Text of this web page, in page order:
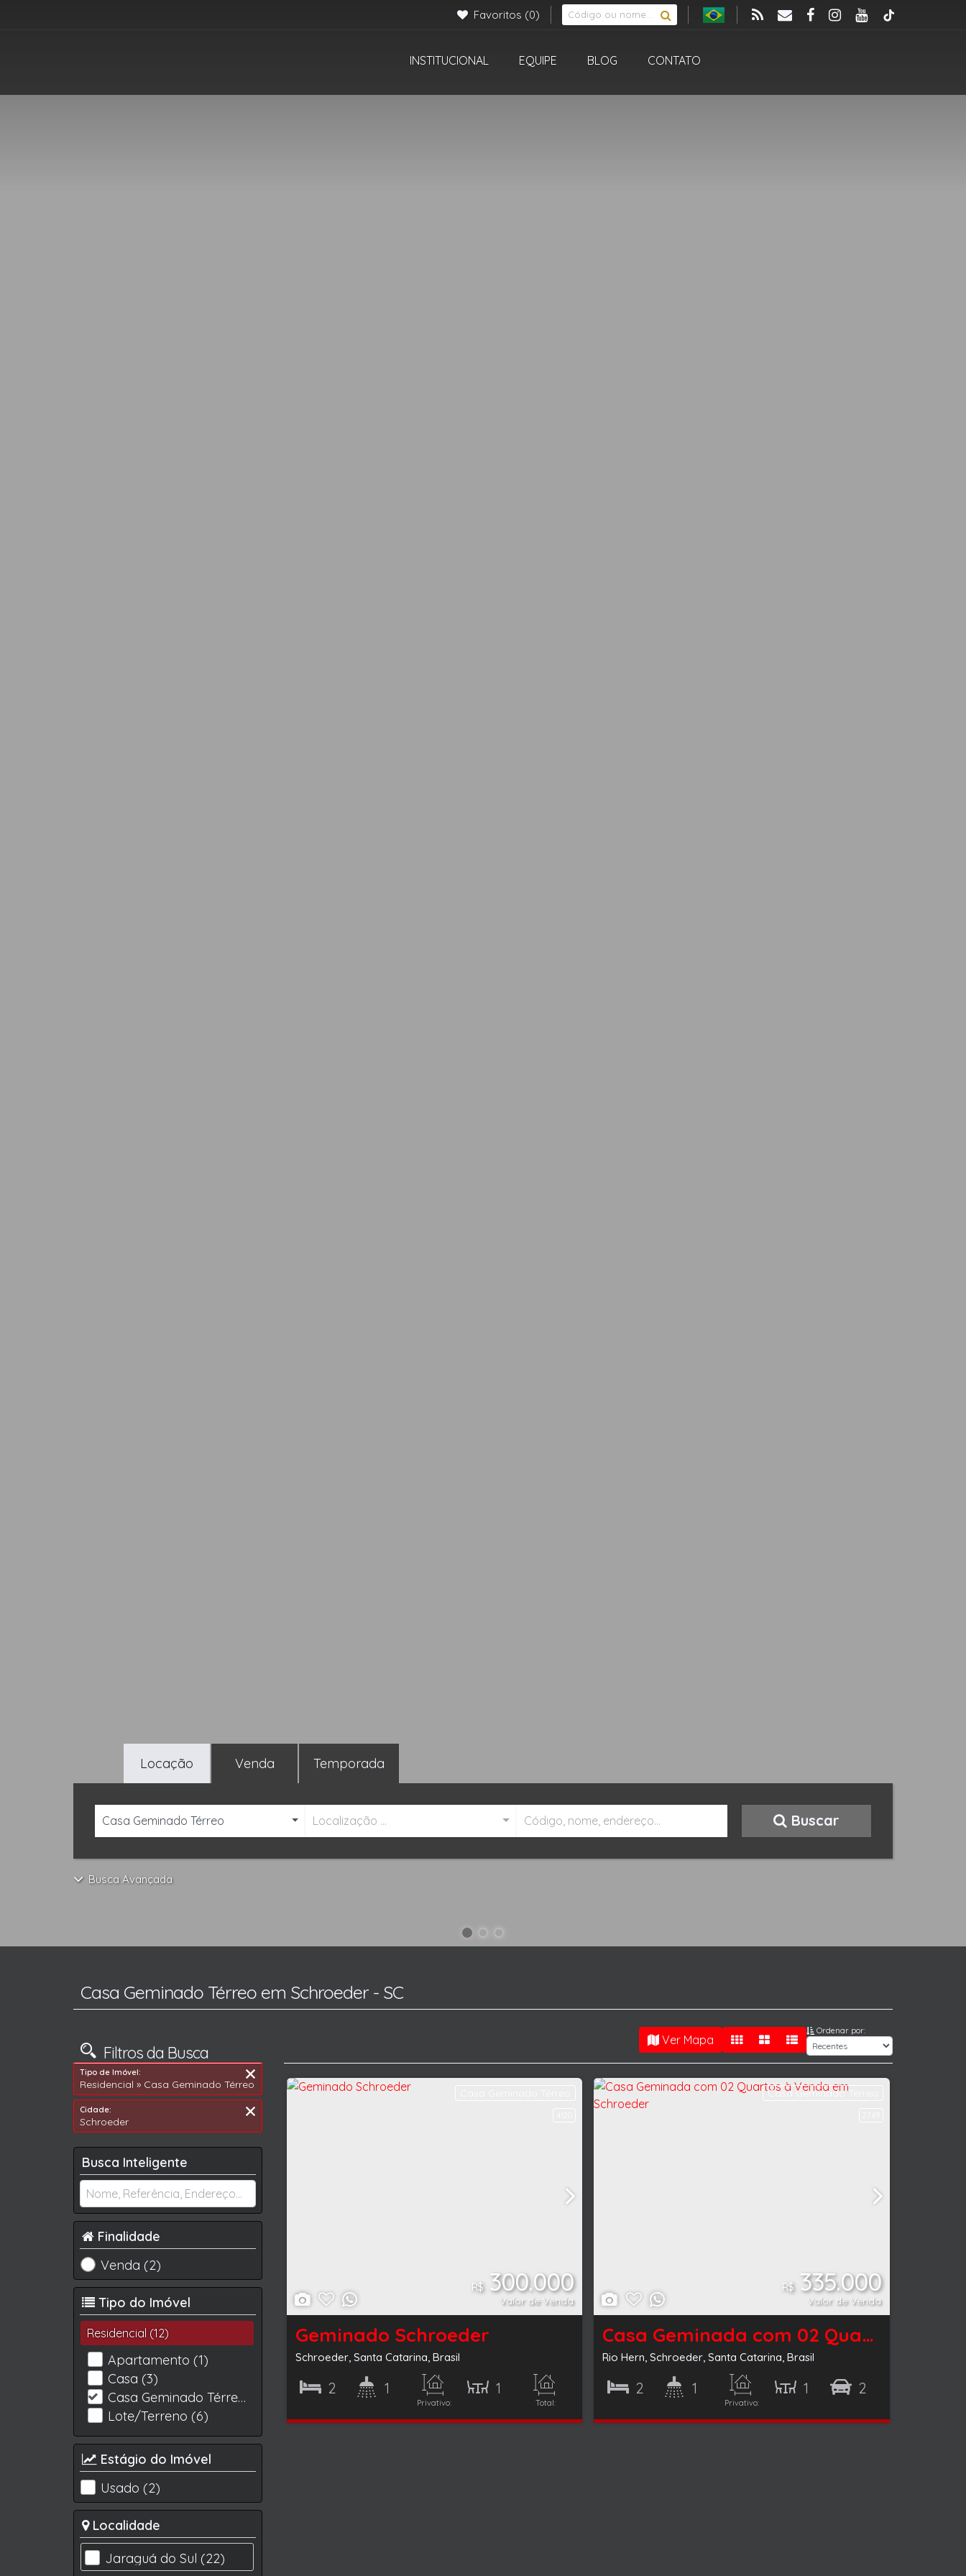
Favoritos (0)
CONTATO
BLOG
EQUIPE
INSTITUCIONAL
Locação Venda Temporada
Casa Geminado Térreo Localização ... Buscar
Busca Avançada
Casa Geminado Térreo em Schroeder - SC
Filtros da Busca
Tipo de Imóvel:
Residencial » Casa Geminado Térreo
Cidade:
Schroeder
Busca Inteligente
Finalidade
Venda (2)
Tipo do Imóvel
Residencial (12)
Apartamento (1)
Casa (3)
Casa Geminado Térreo (2)
Lote/Terreno (6)
Estágio do Imóvel
Usado (2)
Localidade
Jaraguá do Sul (22)
Ver Mapa
Ordenar por:
R$300.000
Valor de Venda
Geminado Schroeder
Schroeder, Santa Catarina Brasil
2 1
Privativo:
1
Total:
Casa Geminado Térreo
R$335.000
Valor de Venda
Casa Geminada com 02 Quartos à Venda em Schroeder
Rio Hern ,Schroeder ,Santa Catarina ,Brasil
2 1
Privativo:
1 2